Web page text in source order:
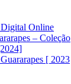
Online
– Coleção
[ 2023